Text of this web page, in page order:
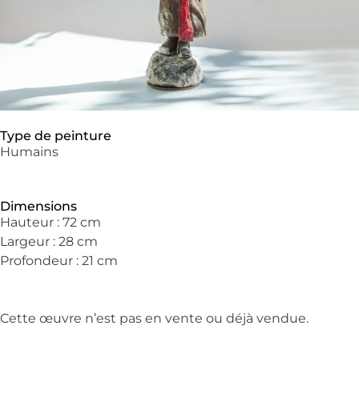
Type de peinture
Humains
Dimensions
Hauteur : 72 cm
Largeur : 28 cm
Profondeur : 21 cm
Cette œuvre n’est pas en vente ou déjà vendue.